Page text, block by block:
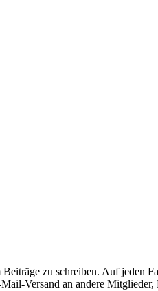
zu schreiben. Auf jeden
Versand an andere